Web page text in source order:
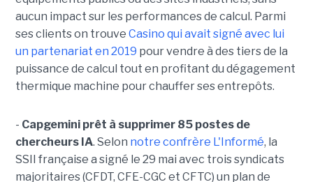
aucun impact sur les performances de calcul. Parmi
ses clients on trouve Casino qui avait signé avec lui
un partenariat en 2019 pour vendre à des tiers de la
puissance de calcul tout en profitant du dégagement
thermique machine pour chauffer ses entrepôts.
- Capgemini prêt à supprimer 85 postes de
chercheurs IA. Selon notre confrère L'Informé, la
SSII française a signé le 29 mai avec trois syndicats
majoritaires (CFDT, CFE-CGC et CFTC) un plan de